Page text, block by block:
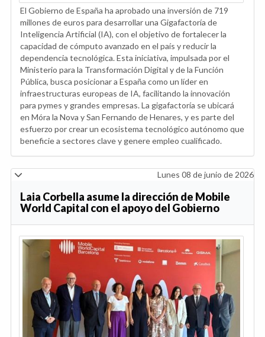
El Gobierno de España ha aprobado una inversión de 719
millones de euros para desarrollar una Gigafactoría de
Inteligencia Artificial (IA), con el objetivo de fortalecer la
capacidad de cómputo avanzado en el país y reducir la
dependencia tecnológica. Esta iniciativa, impulsada por el
Ministerio para la Transformación Digital y de la Función
Pública, busca posicionar a España como un líder en
infraestructuras europeas de IA, facilitando la innovación
para pymes y grandes empresas. La gigafactoría se ubicará
en Móra la Nova y San Fernando de Henares, y es parte del
esfuerzo por crear un ecosistema tecnológico autónomo que
beneficie a sectores clave y genere empleo cualificado.
Lunes 08 de junio de 2026
Laia Corbella asume la dirección de Mobile
World Capital con el apoyo del Gobierno